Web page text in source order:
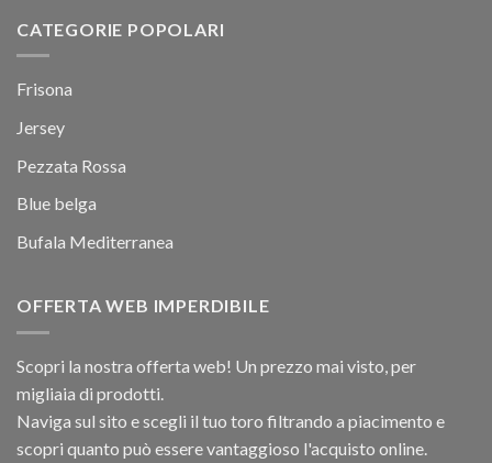
CATEGORIE POPOLARI
Frisona
Jersey
Pezzata Rossa
Blue belga
Bufala Mediterranea
OFFERTA WEB IMPERDIBILE
Scopri la nostra offerta web! Un prezzo mai visto, per
migliaia di prodotti.
Naviga sul sito e scegli il tuo toro filtrando a piacimento e
scopri quanto può essere vantaggioso l'acquisto online.